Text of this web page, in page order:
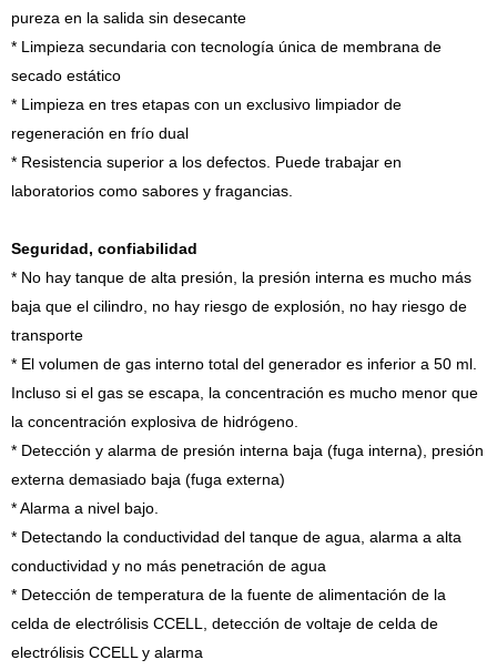
pureza en la salida sin desecante
* Limpieza secundaria con tecnología única de membrana de
secado estático
* Limpieza en tres etapas con un exclusivo limpiador de
regeneración en frío dual
* Resistencia superior a los defectos. Puede trabajar en
laboratorios como sabores y fragancias.
Seguridad, confiabilidad
* No hay tanque de alta presión, la presión interna es mucho más
baja que el cilindro, no hay riesgo de explosión, no hay riesgo de
transporte
* El volumen de gas interno total del generador es inferior a 50 ml.
Incluso si el gas se escapa, la concentración es mucho menor que
la concentración explosiva de hidrógeno.
* Detección y alarma de presión interna baja (fuga interna), presión
externa demasiado baja (fuga externa)
* Alarma a nivel bajo.
* Detectando la conductividad del tanque de agua, alarma a alta
conductividad y no más penetración de agua
* Detección de temperatura de la fuente de alimentación de la
celda de electrólisis CCELL, detección de voltaje de celda de
electrólisis CCELL y alarma